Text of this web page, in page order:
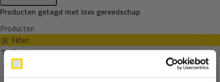
Producten getagd met loxx gereedschap
Producten
Filter
Sorteren op